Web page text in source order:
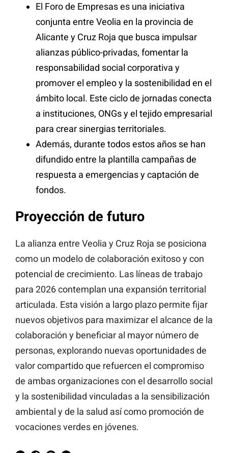
El Foro de Empresas es una iniciativa
conjunta entre Veolia en la provincia de
Alicante y Cruz Roja que busca impulsar
alianzas público-privadas, fomentar la
responsabilidad social corporativa y
promover el empleo y la sostenibilidad en el
ámbito local. Este ciclo de jornadas conecta
a instituciones, ONGs y el tejido empresarial
para crear sinergias territoriales.
Además, durante todos estos años se han
difundido entre la plantilla campañas de
respuesta a emergencias y captación de
fondos.
Proyección de futuro
La alianza entre Veolia y Cruz Roja se posiciona
como un modelo de colaboración exitoso y con
potencial de crecimiento. Las líneas de trabajo
para 2026 contemplan una expansión territorial
articulada. Esta visión a largo plazo permite fijar
nuevos objetivos para maximizar el alcance de la
colaboración y beneficiar al mayor número de
personas, explorando nuevas oportunidades de
valor compartido que refuercen el compromiso
de ambas organizaciones con el desarrollo social
y la sostenibilidad vinculadas a la sensibilización
ambiental y de la salud así como promoción de
vocaciones verdes en jóvenes.